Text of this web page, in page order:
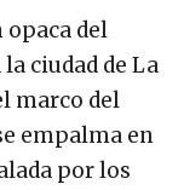
del
ciudad de La
marco del
empalma en
por los